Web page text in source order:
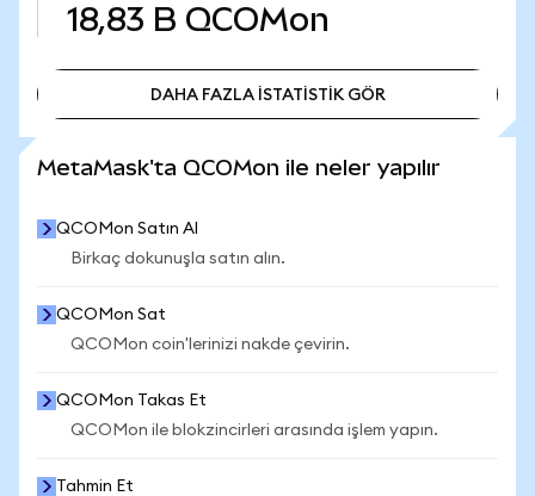
18,83 B QCOMon
DAHA FAZLA İSTATİSTİK GÖR
MetaMask'ta QCOMon ile neler yapılır
QCOMon Satın Al
Birkaç dokunuşla satın alın.
QCOMon Sat
QCOMon coin'lerinizi nakde çevirin.
QCOMon Takas Et
QCOMon ile blokzincirleri arasında işlem yapın.
Tahmin Et